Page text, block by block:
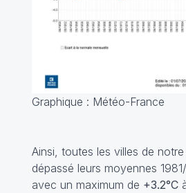
Graphique : Météo-France
Ainsi, toutes les villes de
dépassé leurs moyennes
avec un maximum de +3.2°C